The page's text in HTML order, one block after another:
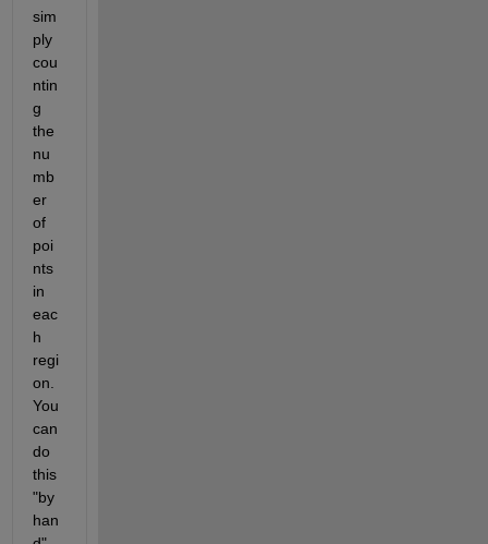
sim
ply
cou
ntin
g
the
nu
mb
er
of
poi
nts
in
eac
h
regi
on.
You
can
do
this
"by
han